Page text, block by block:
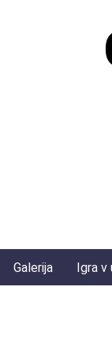
Galerija Igra v